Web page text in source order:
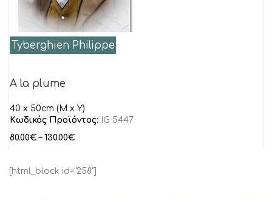
Tyberghien Philippe
A la plume
40 x 50cm (Μ x Y)
Κωδικός Προϊόντος:
IG 5447
80.00€ – 130.00€
[html_block id="258"]